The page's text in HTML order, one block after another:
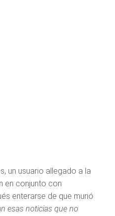
un usuario allegado a la
en conjunto con
enterarse de que murió
esas noticias que no